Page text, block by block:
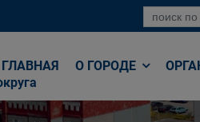
ГЛАВНАЯ О ГОРОДЕ